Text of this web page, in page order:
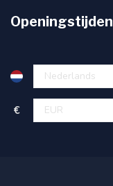
Openingstijden
€